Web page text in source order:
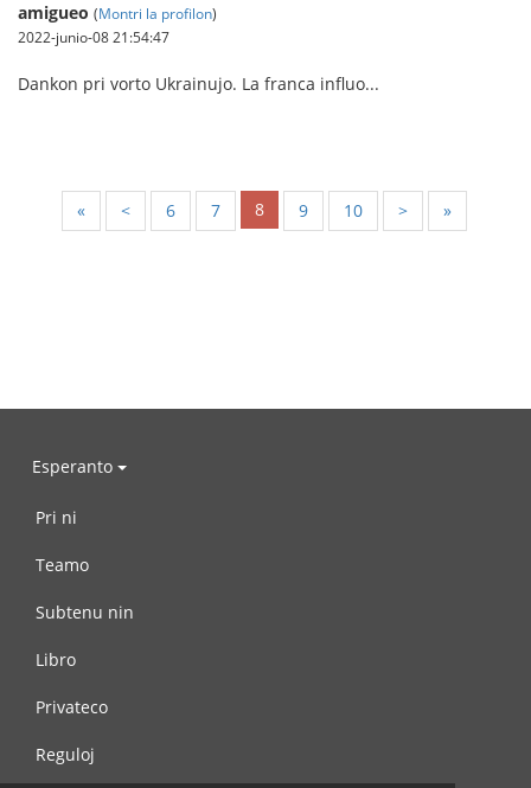
amigueo (Montri la profilon)
2022-junio-08 21:54:47
Dankon pri vorto Ukrainujo. La franca influo...
« < 6 7 8 9 10 > »
Esperanto
Pri ni
Teamo
Subtenu nin
Libro
Privateco
Reguloj